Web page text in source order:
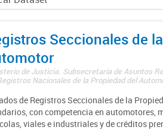
Seccionales de
de Justicia. Subsecretaría de Asuntos
Nacionales de la Propiedad del
de Registros Seccionales de la
con competencia en automotores,
viales e industriales y de créditos